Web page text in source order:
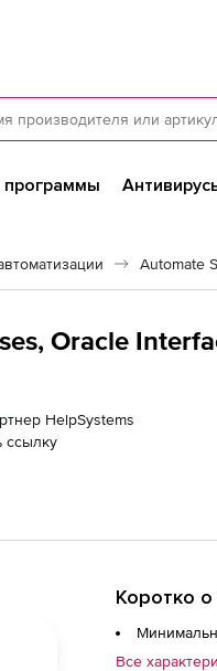
Automate
Oracle
HelpSystems
ссылку
Коротко
Все